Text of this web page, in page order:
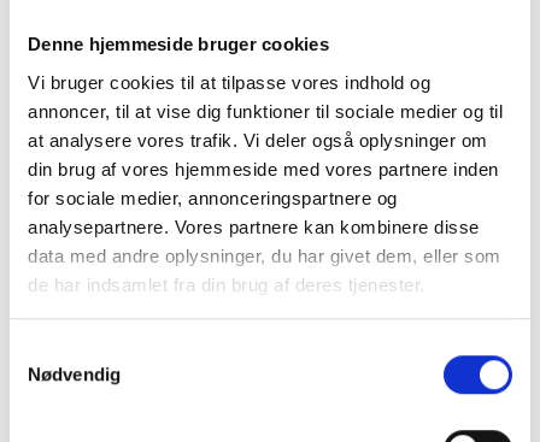
Denne hjemmeside bruger cookies
Vi bruger cookies til at tilpasse vores indhold og
annoncer, til at vise dig funktioner til sociale medier og til
at analysere vores trafik. Vi deler også oplysninger om
din brug af vores hjemmeside med vores partnere inden
for sociale medier, annonceringspartnere og
analysepartnere. Vores partnere kan kombinere disse
data med andre oplysninger, du har givet dem, eller som
de har indsamlet fra din brug af deres tjenester.
Nødvendig